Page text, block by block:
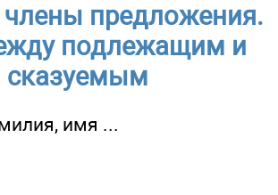
члены предложения.
подлежащим и
сказуемым
имя ...